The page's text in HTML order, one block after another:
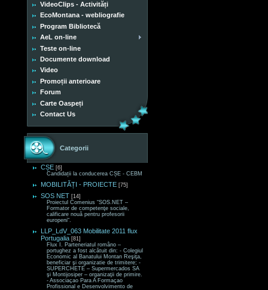
VideoClips - Activități
EcoMontana - webliografie
Program Bibliotecă
AeL on-line
Teste on-line
Documente download
Video
Promoții anterioare
Forum
Carte Oaspeți
Contact Us
Categorii
CȘE [6]
Candidații la conducerea CȘE - CEBM
MOBILITĂȚI - PROIECTE [75]
SOS NET [14]
Proiectul Comenius “SOS.NET –
Formator de competenţe sociale,
calificare nouă pentru profesorii
europeni“.
LLP_LdV_063 Mobilitate 2011 flux
Portugalia [81]
Flux I. Parteneriatul româno –
portughez a fost alcătuit din: - Colegiul
Economic al Banatului Montan Reşiţa,
beneficiar şi organizatie de trimitere; -
SUPERCHETE – Supermercados SA
şi Montijosiper – organizaţii de primire.
- Associaçao Para A Formaçao
Profissional e Desenvolvimento de